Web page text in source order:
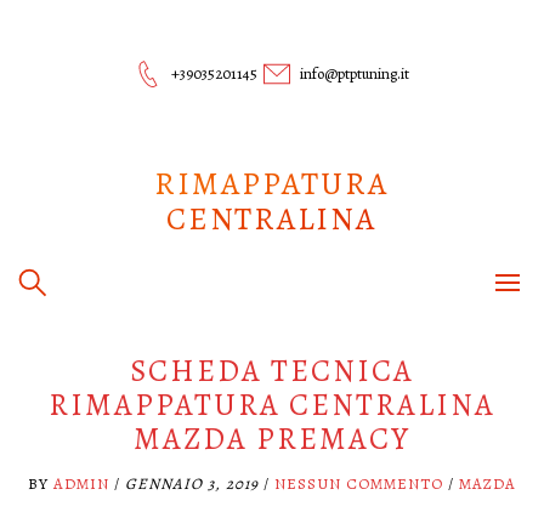
+39035201145 info@ptptuning.it
RIMAPPATURA
CENTRALINA
SCHEDA TECNICA
RIMAPPATURA CENTRALINA
MAZDA PREMACY
BY ADMIN / GENNAIO 3, 2019 / NESSUN COMMENTO / MAZDA